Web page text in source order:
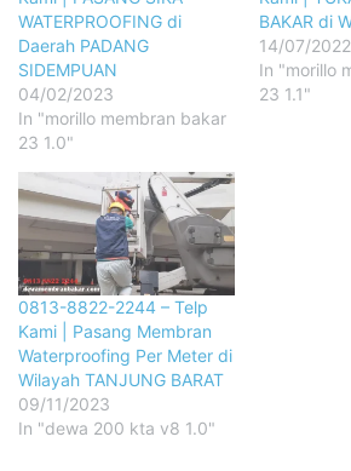
WATERPROOFING di
Daerah PADANG
SIDEMPUAN
04/02/2023
In "morillo membran bakar
23 1.0"
BAKAR di
14/07/2022
In "morillo
23 1.1"
0813-8822-2244 – Telp
Kami | Pasang Membran
Waterproofing Per Meter di
Wilayah TANJUNG BARAT
09/11/2023
In "dewa 200 kta v8 1.0"